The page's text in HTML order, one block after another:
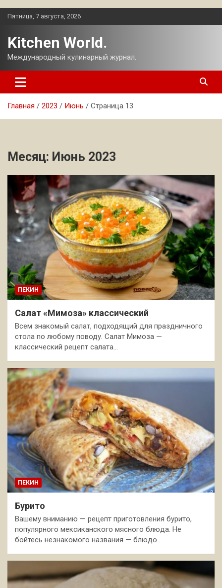
Перейти
Пятница, 7 августа, 2026
Kitchen World.
Международный кулинарный журнал.
Главная 2023 Июнь Страница 13
Месяц: Июнь 2023
ПЕКИН
Салат «Мимоза» классический
Всем знакомый салат, подходящий для праздничного
стола по любому поводу. Салат Мимоза —
классический рецепт салата…
ПЕКИН
Бурито
Вашему вниманию — рецепт приготовления бурито,
популярного мексиканского мясного блюда. Не
бойтесь незнакомого названия — блюдо…